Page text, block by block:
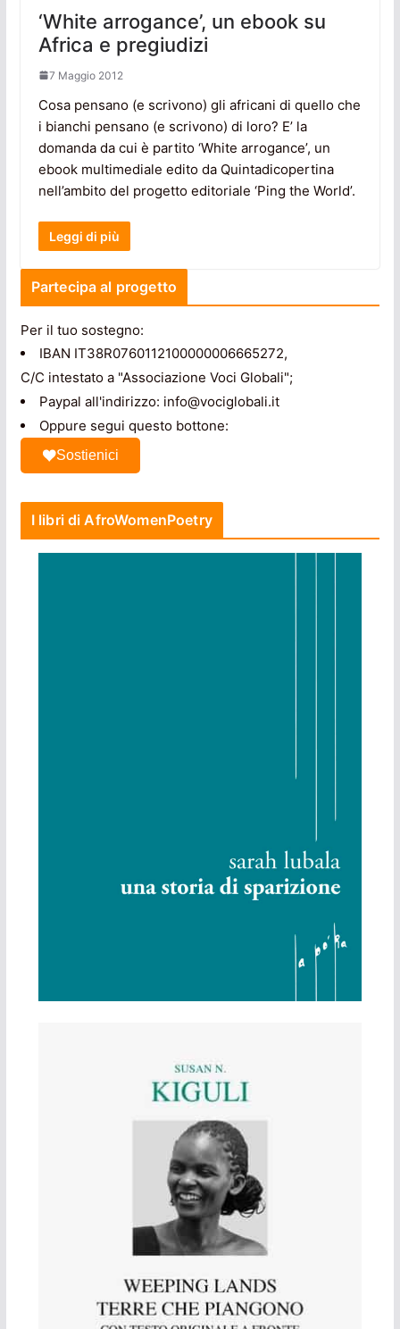
‘White arrogance’, un ebook su
Africa e pregiudizi
7 Maggio 2012
Cosa pensano (e scrivono) gli africani di quello che
i bianchi pensano (e scrivono) di loro? E’ la
domanda da cui è partito ‘White arrogance’, un
ebook multimediale edito da Quintadicopertina
nell’ambito del progetto editoriale ‘Ping the World’.
Leggi di più
Partecipa al progetto
Per il tuo sostegno:
IBAN IT38R0760112100000006665272,
C/C intestato a "Associazione Voci Globali";
Paypal all'indirizzo: info@vociglobali.it
Oppure segui questo bottone:
Sostienici
I libri di AfroWomenPoetry